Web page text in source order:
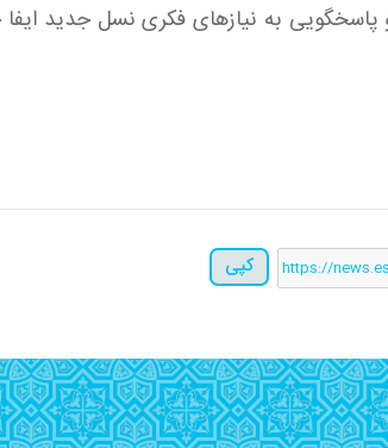
به نیازهای فکری نسل جدید
کپی